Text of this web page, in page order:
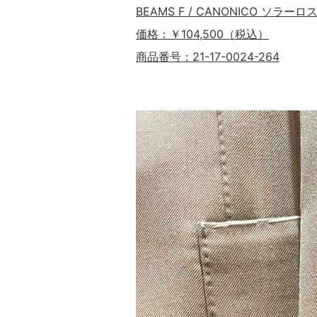
BEAMS F / CANONICO ソラーロ
価格：￥104,500（税込）
商品番号：21-17-0024-264